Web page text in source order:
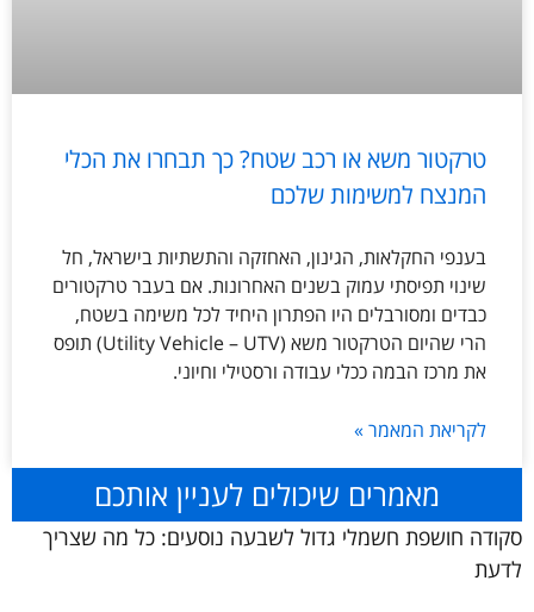
טרקטור משא או רכב שטח? כך תבחרו את הכלי
המנצח למשימות שלכם
בענפי החקלאות, הגינון, האחזקה והתשתיות בישראל, חל
שינוי תפיסתי עמוק בשנים האחרונות. אם בעבר טרקטורים
כבדים ומסורבלים היו הפתרון היחיד לכל משימה בשטח,
הרי שהיום הטרקטור משא (Utility Vehicle – UTV) תופס
את מרכז הבמה ככלי עבודה ורסטילי וחיוני.
לקריאת המאמר »
מאמרים שיכולים לעניין אותכם
סקודה חושפת חשמלי גדול לשבעה נוסעים: כל מה שצריך
לדעת